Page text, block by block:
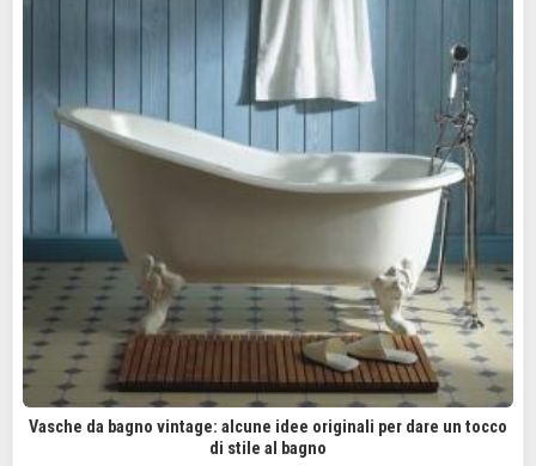
Vasche da bagno vintage: alcune idee originali per dare un tocco
di stile al bagno